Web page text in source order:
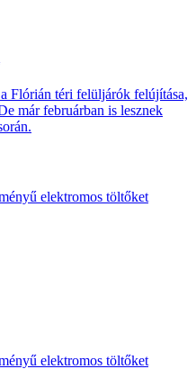
Flórián téri felüljárók felújítása,
már februárban is lesznek
elektromos töltőket
elektromos töltőket